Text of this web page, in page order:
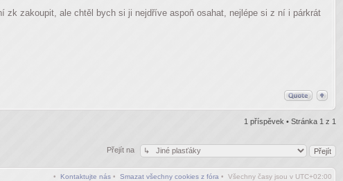
zakoupit, ale chtěl bych si ji nejdříve aspoň osahat, nejlépe si z ní i párkrát
1 příspěvek • Stránka 1 z 1
Přejít na
• Všechny časy jsou v UTC+02:00
• Smazat všechny cookies z fóra
• Kontaktujte nás